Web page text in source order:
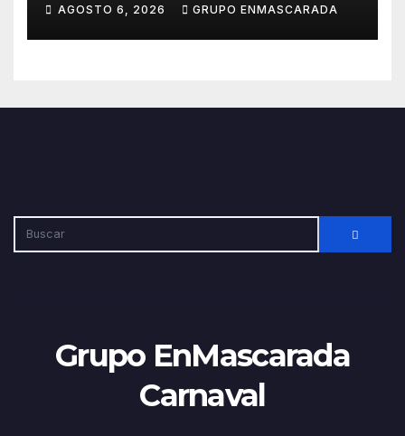
los públicos
AGOSTO 6, 2026 GRUPO ENMASCARADA
Grupo EnMascarada
Carnaval